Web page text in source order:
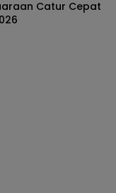
Catur Cepat